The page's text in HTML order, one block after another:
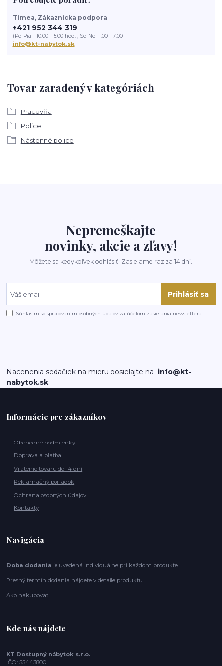
Tovar zaradený v kategóriách
Pracovňa
Police
Nástenné police
Tímea, Zákaznícka podpora
+421 952 344 319
(Po-Pia - 10:00 -15:00 hod. , So-Ne 11:00- 17:00
info@kt-nabytok.sk
Nepremeškajte
novinky, akcie a zľavy!
Môžete sa kedykoľvek odhlásiť. Zasielame raz za 14 dní.
Prihlásiť sa
Súhlasím sospracovaním osobných údajov za účelom zasielania newslettera.
Nacenenia sedačiek na mieru posielajte na info@kt-
nabytok.sk
Informácie pre zákazníkov
Obchodné podmienky
Doprava a platba
Vrátenie tovaru do 14 dní
Reklamačný poriadok
Ochrana osobných údajov
Kontakty
Navigácia
Doba dodania je uvedená individuálne pri každom produkte.
Presný termín dodania nájdete v detaile produktu.
Ako nakupovať
Kde nás nájdete
KT Dostupný nábytok s.r.o.
IČO: 55443800